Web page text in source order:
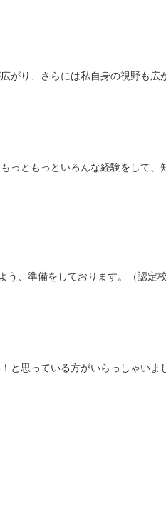
り、さらには私自身の視野も広
っともっといろんな経験をして、
、準備をしております。（認定
と思っている方がいらっしゃいま